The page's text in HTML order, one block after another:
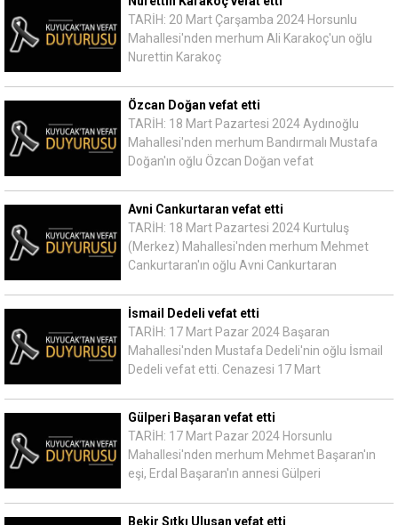
TARİH: 20 Mart Çarşamba 2024 Horsunlu
Mahallesi'nden merhum Ali Karakoç'un oğlu
Nurettin Karakoç
Özcan Doğan vefat etti
TARİH: 18 Mart Pazartesi 2024 Aydınoğlu
Mahallesi'nden merhum Bandırmalı Mustafa
Doğan'ın oğlu Özcan Doğan vefat
Avni Cankurtaran vefat etti
TARİH: 18 Mart Pazartesi 2024 Kurtuluş
(Merkez) Mahallesi'nden merhum Mehmet
Cankurtaran'ın oğlu Avni Cankurtaran
İsmail Dedeli vefat etti
TARİH: 17 Mart Pazar 2024 Başaran
Mahallesi'nden Mustafa Dedeli'nin oğlu İsmail
Dedeli vefat etti. Cenazesi 17 Mart
Gülperi Başaran vefat etti
TARİH: 17 Mart Pazar 2024 Horsunlu
Mahallesi'nden merhum Mehmet Başaran'ın
eşi, Erdal Başaran'ın annesi Gülperi
Bekir Sıtkı Ulusan vefat etti